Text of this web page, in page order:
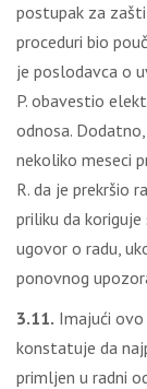
postupak za
proceduri bio
je poslodavca o
P. obavestio
odnosa.
nekoliko meseci
R. da je prekršio
priliku da
ugovor o radu,
ponovnog
3.11. Imajući
konstatuje da
primljen u radni